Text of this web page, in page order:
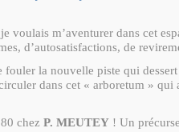
voulais m’aventurer dans cet
d’autosatisfactions, de
fouler la nouvelle piste qui
dans cet « arboretum » qui
chez P. MEUTEY ! Un